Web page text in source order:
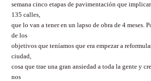
semana cinco etapas de pavimentación que
135 calles,
que lo van a tener en un lapso de obra de 4 meses.
de los
objetivos que teníamos que era empezar a
ciudad,
cosa que trae una gran ansiedad a toda la gente y
nos